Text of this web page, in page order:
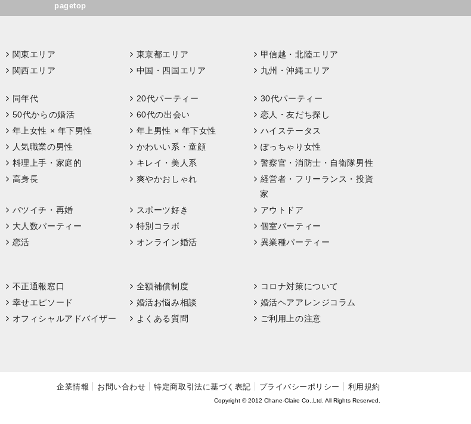
pagetop
関東エリア 東京都エリア
甲信越・北陸エリア
関西エリア 中国・四国エリア 九州・沖縄エリア
同年代 20代パーティー
30代パーティー
50代からの婚活 60代の出会い
恋人・友だち探し
年上女性 × 年下男性 年上男性 × 年下女性
ハイステータス
人気職業の男性 かわいい系・童顔
ぽっちゃり女性
料理上手・家庭的 キレイ・美人系
警察官・消防士・自衛隊男性
高身長 爽やかおしゃれ
経営者・フリーランス・投資
家
バツイチ・再婚 スポーツ好き
アウトドア
大人数パーティー 特別コラボ
個室パーティー
恋活 オンライン婚活
異業種パーティー
不正通報窓口 全額補償制度
コロナ対策について
幸せエピソード 婚活お悩み相談 婚活ヘアアレンジコラム
オフィシャルアドバイザー よくある質問
ご利用上の注意
企業情報 お問い合わせ 特定商取引法に基づく表記 プライバシーポリシー 利用規約
Copyright © 2012 Chane-Claire Co.,Ltd. All Rights Reserved.